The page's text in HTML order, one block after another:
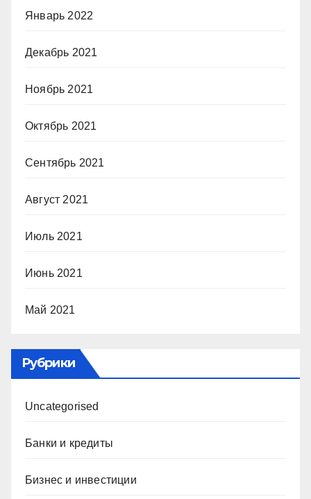
Январь 2022
Декабрь 2021
Ноябрь 2021
Октябрь 2021
Сентябрь 2021
Август 2021
Июль 2021
Июнь 2021
Май 2021
Рубрики
Uncategorised
Банки и кредиты
Бизнес и инвестиции